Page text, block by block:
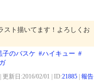
スト描いてます！よろしくお
子のバスケ #ハイキュー #
| 更新日:2016/02/01 | ID:21885 報告